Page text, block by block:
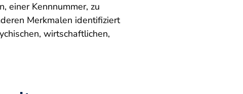
einer Kennnummer, zu
Merkmalen identifiziert
wirtschaftlichen,